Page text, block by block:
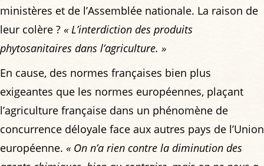
ministères et de l’Assemblée nationale. La raison de
leur colère ? « L’interdiction des produits
phytosanitaires dans l’agriculture. »
En cause, des normes françaises bien plus
exigeantes que les normes européennes, plaçant
l’agriculture française dans un phénomène de
concurrence déloyale face aux autres pays de l’Union
européenne. « On n’a rien contre la diminution des